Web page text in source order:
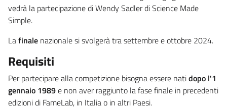
vedrà la partecipazione di Wendy Sadler di Science Made
Simple.
Lafinale nazionale si svolgerà tra settembre e ottobre 2024.
Requisiti
Per partecipare alla competizione bisogna essere natidopo l'1
gennaio 1989e non aver raggiunto la fase finale in precedenti
edizioni di FameLab, in Italia o in altri Paesi.